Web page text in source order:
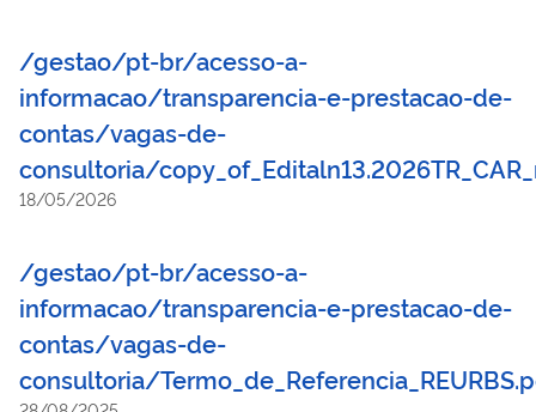
/gestao/pt-br/acesso-a-
informacao/transparencia-e-prestacao-de-
contas/vagas-de-
consultoria/
18/05/2026
/gestao/pt-br/acesso-a-
informacao/transparencia-e-prestacao-de-
contas/vagas-de-
consultoria/